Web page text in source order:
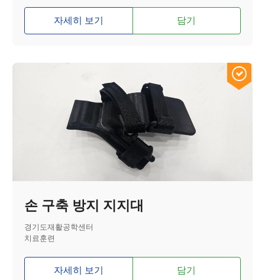
자세히 보기 담기
손 구축 방지 지지대
경기도재활공학센터
치료훈련
자세히 보기 담기